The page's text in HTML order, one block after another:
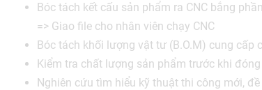
Bóc tách kết cấu sản phẩm ra CNC bắng
=> Giao file cho nhân viên chạy CNC
Bóc tách khối lượng vật tư (B.O.M) cung cấp
Kiểm tra chất lượng sản phẩm trước khi
Nghiên cứu tìm hiểu kỹ thuật thi công mới,